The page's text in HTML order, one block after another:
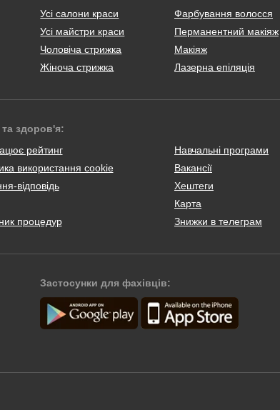
Усі салони краси
Усі майстри краси
Чоловіча стрижка
Жіноча стрижка
Фарбування волосся
Перманентний макіяж
Макіяж
Лазерна епіляція
здоров'я:
рейтинг
використання cookie
відповідь
процедур
Навчальні програми
Вакансії
Хештеги
Карта
Знижки в телеграм
Застосунки для фахівців: